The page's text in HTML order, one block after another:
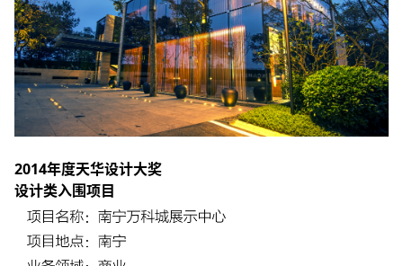
2014年度天华设计大奖
设计类入围项目